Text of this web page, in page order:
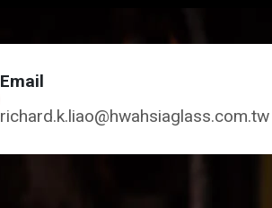
Email
richard.k.liao@hwahsiaglass.com.tw